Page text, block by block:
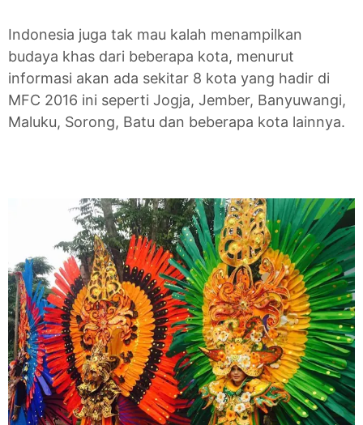
Indonesia juga tak mau kalah menampilkan
budaya khas dari beberapa kota, menurut
informasi akan ada sekitar 8 kota yang hadir di
MFC 2016 ini seperti Jogja, Jember, Banyuwangi,
Maluku, Sorong, Batu dan beberapa kota lainnya.